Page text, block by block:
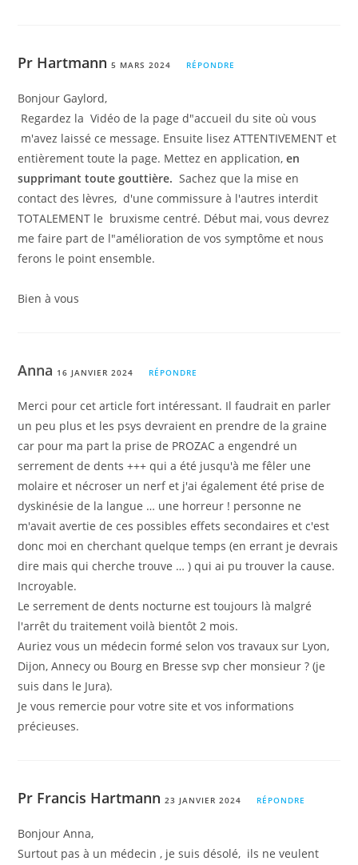
Pr Hartmann 5 MARS 2024 RÉPONDRE
Bonjour Gaylord,
Regardez la Vidéo de la page d"accueil du site où vous
m'avez laissé ce message. Ensuite lisez ATTENTIVEMENT et
entièrement toute la page. Mettez en application,en
supprimant toute gouttière.Sachez que la mise en
contact des lèvres, d'une commissure à l'autres interdit
TOTALEMENT le bruxisme centré. Début mai, vous devrez
me faire part de l"amélioration de vos symptôme et nous
ferons le point ensemble.
Bien à vous
Anna 16 JANVIER 2024 RÉPONDRE
Merci pour cet article fort intéressant. Il faudrait en parler
un peu plus et les psys devraient en prendre de la graine
car pour ma part la prise de PROZAC a engendré un
serrement de dents +++ qui a été jusqu'à me fêler une
molaire et nécroser un nerf et j'ai également été prise de
dyskinésie de la langue … une horreur ! personne ne
m'avait avertie de ces possibles effets secondaires et c'est
donc moi en cherchant quelque temps (en errant je devrais
dire mais qui cherche trouve … ) qui ai pu trouver la cause.
Incroyable.
Le serrement de dents nocturne est toujours là malgré
l'arrêt du traitement voilà bientôt 2 mois.
Auriez vous un médecin formé selon vos travaux sur Lyon,
Dijon, Annecy ou Bourg en Bresse svp cher monsieur ? (je
suis dans le Jura).
Je vous remercie pour votre site et vos informations
précieuses.
Pr Francis Hartmann 23 JANVIER 2024 RÉPONDRE
Bonjour Anna,
Surtout pas à un médecin , je suis désolé, ils ne veulent